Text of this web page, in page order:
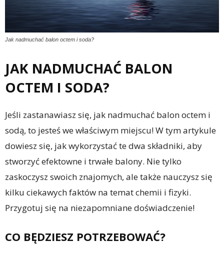
Jak nadmuchać balon octem i soda?
JAK NADMUCHAĆ BALON
OCTEM I SODA?
Jeśli zastanawiasz się, jak nadmuchać balon octem i
sodą, to jesteś we właściwym miejscu! W tym artykule
dowiesz się, jak wykorzystać te dwa składniki, aby
stworzyć efektowne i trwałe balony. Nie tylko
zaskoczysz swoich znajomych, ale także nauczysz się
kilku ciekawych faktów na temat chemii i fizyki.
Przygotuj się na niezapomniane doświadczenie!
CO BĘDZIESZ POTRZEBOWAĆ?